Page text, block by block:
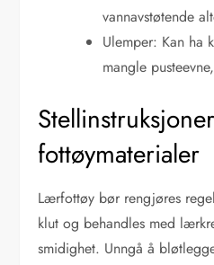
vannavstøtende
Ulemper: Kan ha
mangle
fottøymaterialer
Lærfottøy bør rengjøres
klut og behandles med
smidighet. Unngå å